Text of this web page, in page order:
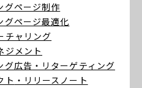
グページ制作
グページ最適化
チャリング
ジメント
グ広告 ・リターゲティング
ト ・リリースノート